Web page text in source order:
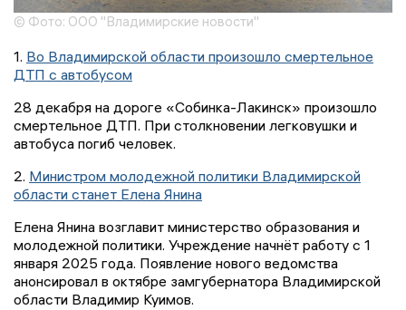
© Фото: ООО "Владимирские новости"
1. Во Владимирской области произошло смертельное
ДТП с автобусом
28 декабря на дороге «Собинка-Лакинск» произошло
смертельное ДТП. При столкновении легковушки и
автобуса погиб человек.
2. Министром молодежной политики Владимирской
области станет Елена Янина
Елена Янина возглавит министерство образования и
молодежной политики. Учреждение начнёт работу с 1
января 2025 года. Появление нового ведомства
анонсировал в октябре замгубернатора Владимирской
области Владимир Куимов.